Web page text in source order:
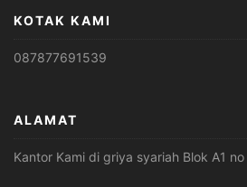
KOTAK KAMI
087877691539
ALAMAT
Kantor Kami di griya syariah Blok A1